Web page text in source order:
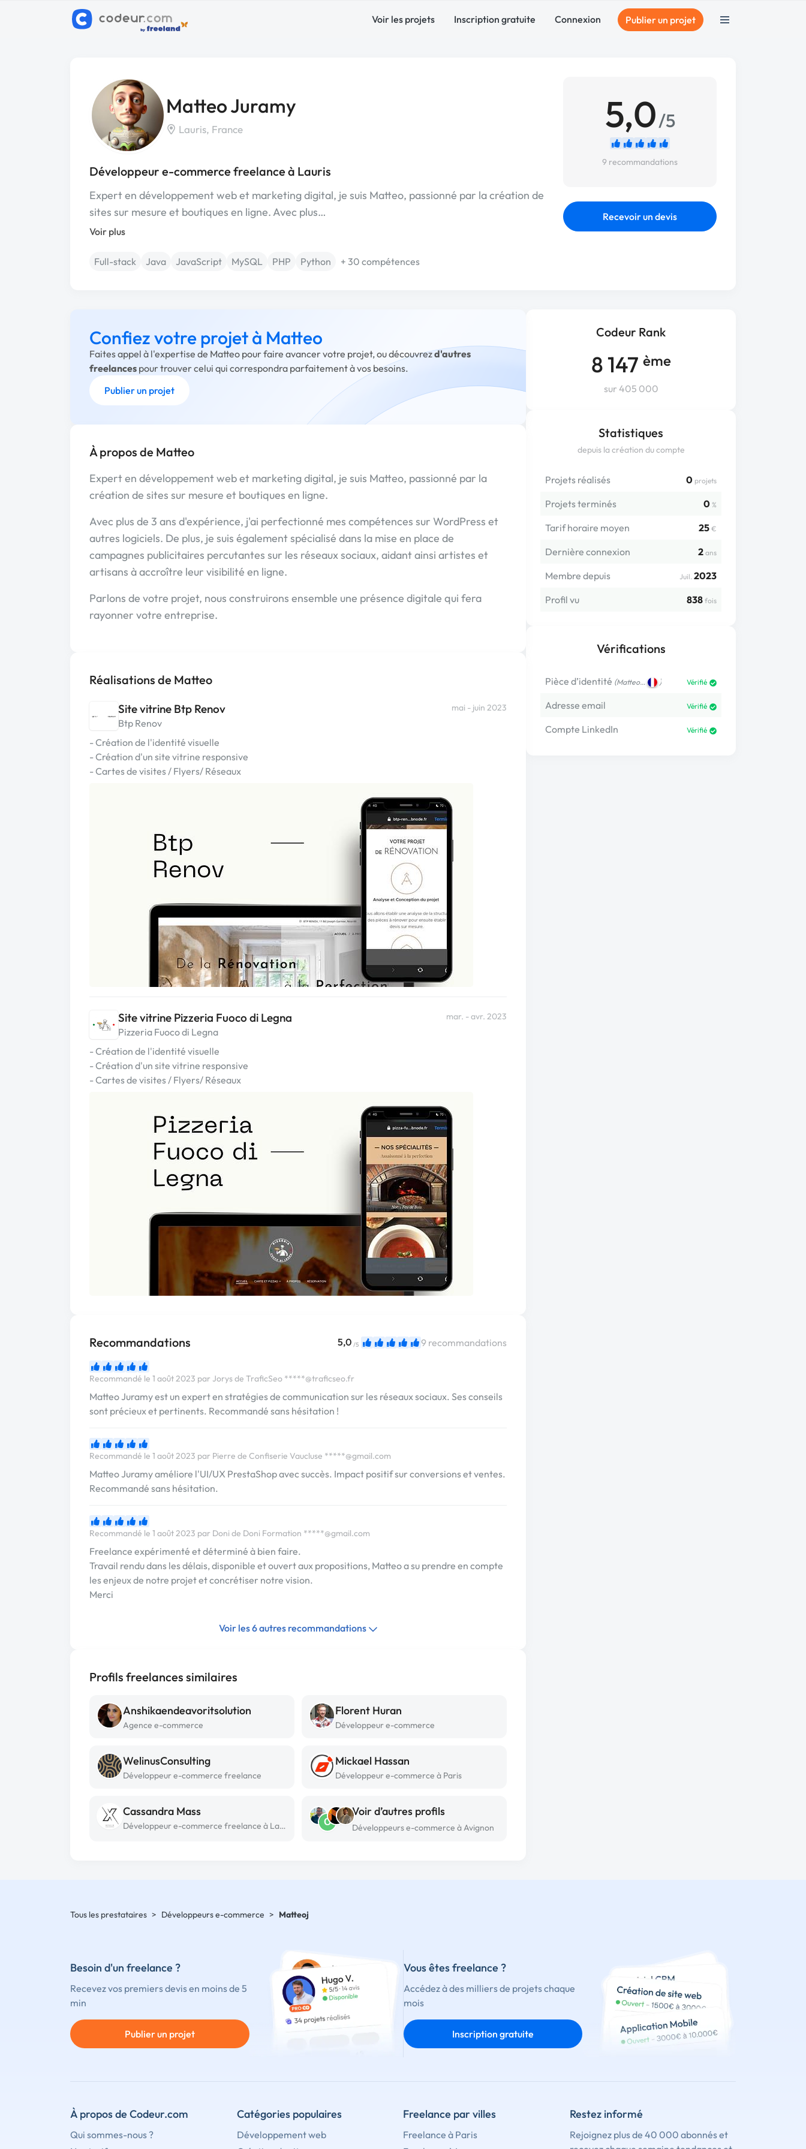
Voir les projets Inscription gratuite Connexion Publier un projet
Matteo Juramy
Lauris, France
Développeur e-commerce freelance à Lauris
Expert en développement web et marketing digital, je suis Matteo, passionné par la création de
sites sur mesure et boutiques en ligne. Avec plus…
Voir plus
Full-stack Java JavaScript MySQL PHP Python + 30 compétences
5,0/5
9 recommandations
Recevoir un devis
Codeur Rank
8 147 ème
sur 405 000
Statistiques
depuis la création du compte
Projets réalisés 0 projets
Projets terminés 0 %
Tarif horaire moyen 25 €
Dernière connexion 2 ans
Membre depuis Juil. 2023
Profil vu
838 fois
Vérifications
Pièce d’identité (Matteo… ) Vérifié
Adresse email Vérifié
Compte LinkedIn Vérifié
Confiez votre projet à Matteo
Faites appel à l'expertise de Matteo pour faire avancer votre projet, ou découvrezd'autres
freelances pour trouver celui qui correspondra parfaitement à vos besoins.
Publier un projet
À propos de Matteo
Expert en développement web et marketing digital, je suis Matteo, passionné par la
création de sites sur mesure et boutiques en ligne.
Avec plus de 3 ans d'expérience, j'ai perfectionné mes compétences sur WordPress et
autres logiciels. De plus, je suis également spécialisé dans la mise en place de
campagnes publicitaires percutantes sur les réseaux sociaux, aidant ainsi artistes et
artisans à accroître leur visibilité en ligne.
Parlons de votre projet, nous construirons ensemble une présence digitale qui fera
rayonner votre entreprise.
Réalisations de Matteo
Site vitrine Btp Renov
Btp Renov
mai - juin 2023
- Création de l'identité visuelle
- Création d'un site vitrine responsive
- Cartes de visites / Flyers/ Réseaux
Site vitrine Pizzeria Fuoco di Legna
Pizzeria Fuoco di Legna
mar. - avr. 2023
- Création de l'identité visuelle
- Création d'un site vitrine responsive
- Cartes de visites / Flyers/ Réseaux
Recommandations 5,0 /5 9 recommandations
Recommandé le 1 août 2023 par Jorys de TraficSeo *****@traficseo.fr
Matteo Juramy est un expert en stratégies de communication sur les réseaux sociaux. Ses conseils
sont précieux et pertinents. Recommandé sans hésitation !
Recommandé le 1 août 2023 par Pierre de Confiserie Vaucluse *****@gmail.com
Matteo Juramy améliore l'UI/UX PrestaShop avec succès. Impact positif sur conversions et ventes.
Recommandé sans hésitation.
Recommandé le 1 août 2023 par Doni de Doni Formation *****@gmail.com
Freelance expérimenté et déterminé à bien faire.
Travail rendu dans les délais, disponible et ouvert aux propositions, Matteo a su prendre en compte
les enjeux de notre projet et concrétiser notre vision.
Merci
Voir les 6 autres recommandations
Profils freelances similaires
Anshikaendeavoritsolution
Agence e-commerce
Florent Huran
Développeur e-commerce
WelinusConsulting
Développeur e-commerce freelance
Mickael Hassan
Développeur e-commerce à Paris
Cassandra Mass
Développeur e-commerce freelance à Lamure sur azergues O
Voir d’autres profils
Développeurs e-commerce à Avignon
Tous les prestataires > Développeurs e-commerce > Matteoj
Besoin d'un freelance ?
Recevez vos premiers devis en moins de 5
min
Publier un projet
Vous êtes freelance ?
Accédez à des milliers de projets chaque
mois
Inscription gratuite
À propos de Codeur.com
Qui sommes-nous ?
Catégories populaires
Développement web
Freelance par villes
Freelance à Paris
Restez informé
Rejoignez plus de 40 000 abonnés et